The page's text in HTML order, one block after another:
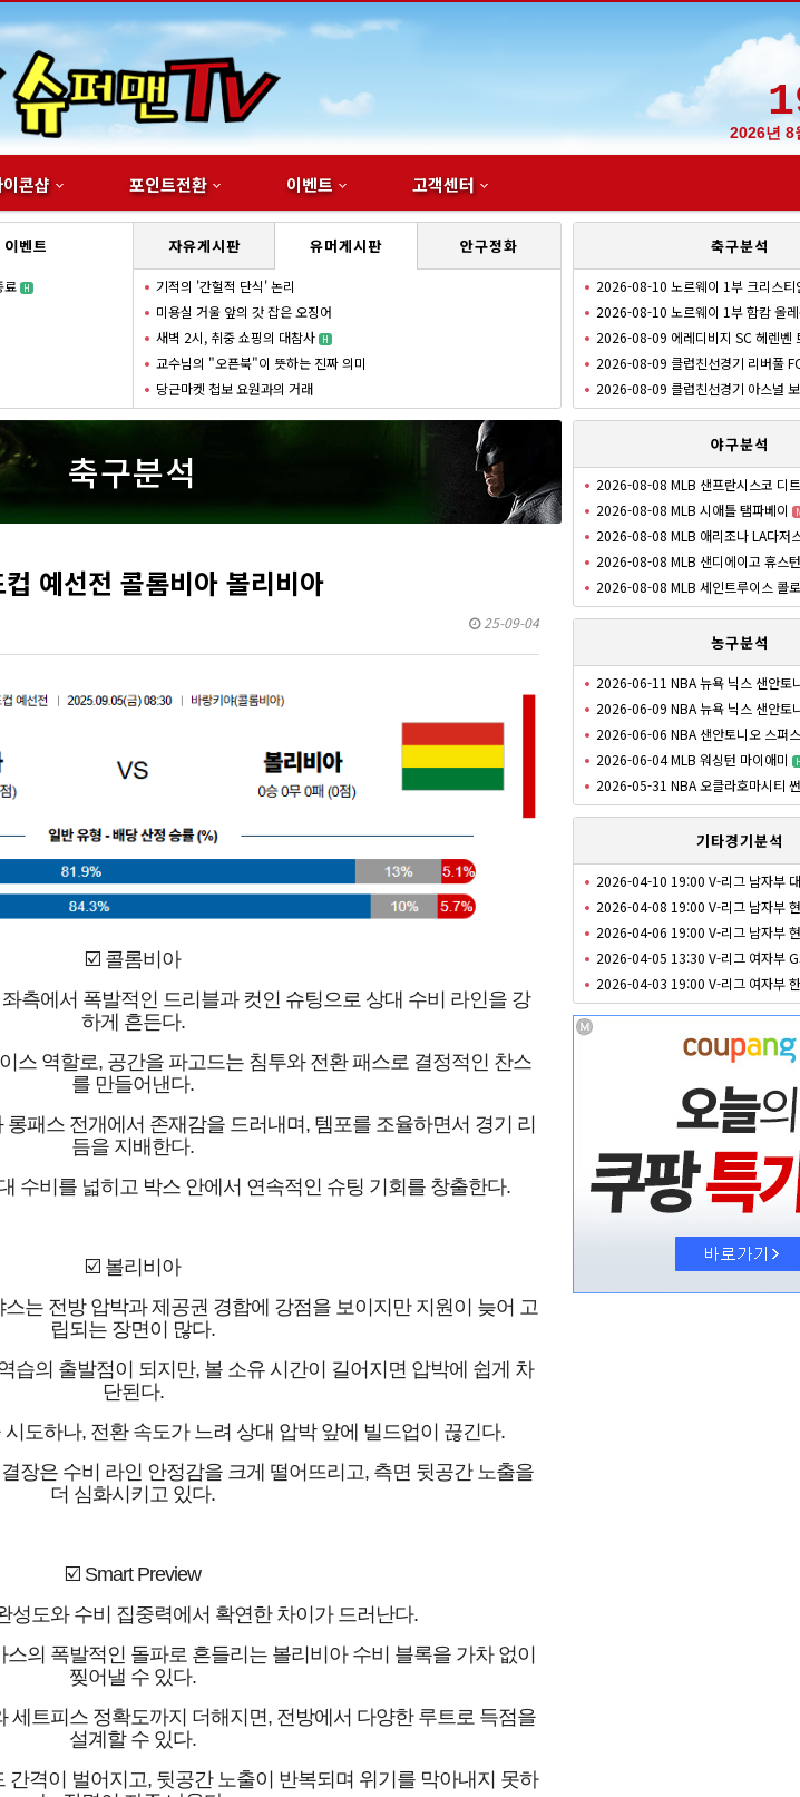
2026년 8
이콘샵 포인트전환 이벤트 고객센터
이벤트
료 H
자유게시판 유머게시판 안구정화
기적의 '간헐적 단식' 논리
미용실 거울 앞의 갓 잡은 오징어
새벽 2시, 취중 쇼핑의 대참사
H
교수님의 "오픈북"이 뜻하는 진짜 의미
당근마켓 첩보 요원과의 거래
축구분석
예선전 콜롬비아 볼리비아
25-09-04
☑️ 콜롬비아
측에서 폭발적인 드리블과 컷인 슈팅으로 상대 수비 라인을 강
하게 흔든다.
스 역할로, 공간을 파고드는 침투와 전환 패스로 결정적인 찬스
를 만들어낸다.
패스 전개에서 존재감을 드러내며, 템포를 조율하면서 경기 리
듬을 지배한다.
수비를 넓히고 박스 안에서 연속적인 슈팅 기회를 창출한다.
☑️ 볼리비아
는 전방 압박과 제공권 경합에 강점을 보이지만 지원이 늦어 고
립되는 장면이 많다.
습의 출발점이 되지만, 볼 소유 시간이 길어지면 압박에 쉽게 차
단된다.
도하나, 전환 속도가 느려 상대 압박 앞에 빌드업이 끊긴다.
장은 수비 라인 안정감을 크게 떨어뜨리고, 측면 뒷공간 노출을
더 심화시키고 있다.
☑️ Smart Preview
성도와 수비 집중력에서 확연한 차이가 드러난다.
의 폭발적인 돌파로 흔들리는 볼리비아 수비 블록을 가차 없이
찢어낼 수 있다.
세트피스 정확도까지 더해지면, 전방에서 다양한 루트로 득점을
설계할 수 있다.
간격이 벌어지고, 뒷공간 노출이 반복되며 위기를 막아내지 못하
축구분석
2026-08-10 노르웨이 1부 크리스
2026-08-10 노르웨이 1부 함캄 올
2026-08-09 에레디비지 SC 헤렌벤
2026-08-09 클럽친선경기 리버풀
2026-08-09 클럽친선경기 아스널
야구분석
2026-08-08 MLB 샌프란시스코 디
2026-08-08 MLB 시애틀 탬파베이
2026-08-08 MLB 애리조나 LA다저
2026-08-08 MLB 샌디에이고 휴스턴
2026-08-08 MLB 세인트루이스 콜
농구분석
2026-06-11 NBA 뉴욕 닉스 샌안토
2026-06-09 NBA 뉴욕 닉스 샌안토
2026-06-06 NBA 샌안토니오 스퍼
2026-06-04 MLB 워싱턴 마이애미
2026-05-31 NBA 오클라호마시티
기타경기분석
2026-04-10 19:00 V-리그 남자부
2026-04-08 19:00 V-리그 남자부
2026-04-06 19:00 V-리그 남자부
2026-04-05 13:30 V-리그 여자부
2026-04-03 19:00 V-리그 여자부